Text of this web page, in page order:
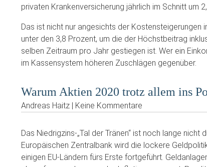
privaten Krankenversicherung jährlich im Schnitt um
Das ist nicht nur angesichts der Kostensteigerungen
unter den 3,8 Prozent, um die der Höchstbeitrag
selben Zeitraum pro Jahr gestiegen ist. Wer ein
im Kassensystem höheren Zuschlägen gegenüber.
Warum Aktien 2020 trotz allem ins
Andreas Haitz | Keine Kommentare
Das Niedrigzins-„Tal der Tränen“ ist noch lange
Europäischen Zentralbank wird die lockere
einigen EU-Ländern fürs Erste fortgeführt.